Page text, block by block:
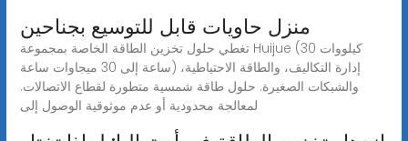
منزل حاويات قابل للتوسيع بجناحين
تغطي حلول تخزين الطاقة الخاصة بمجموعة Huijue (30 كيلووات
ساعة إلى 30 ميجاوات ساعة) إدارة التكاليف، والطاقة الاحتياطية،
والشبكات الصغيرة. حلول طاقة شمسية متطورة لقطاع الاتصالات.
لمعالجة محدودية أو عدم موثوقية الوصول إلى